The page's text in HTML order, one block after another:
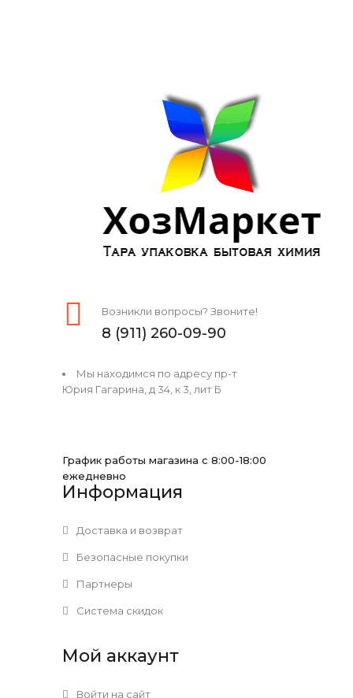
Возникли вопросы? Звоните!
8 (911) 260-09-90
Мы находимся по адресу пр-т
Юрия Гагарина, д 34, к 3, лит Б
График работы магазина с 8:00-18:00
ежедневно
Информация
Доставка и возврат
Безопасные покупки
Партнеры
Система скидок
Мой аккаунт
Войти на сайт